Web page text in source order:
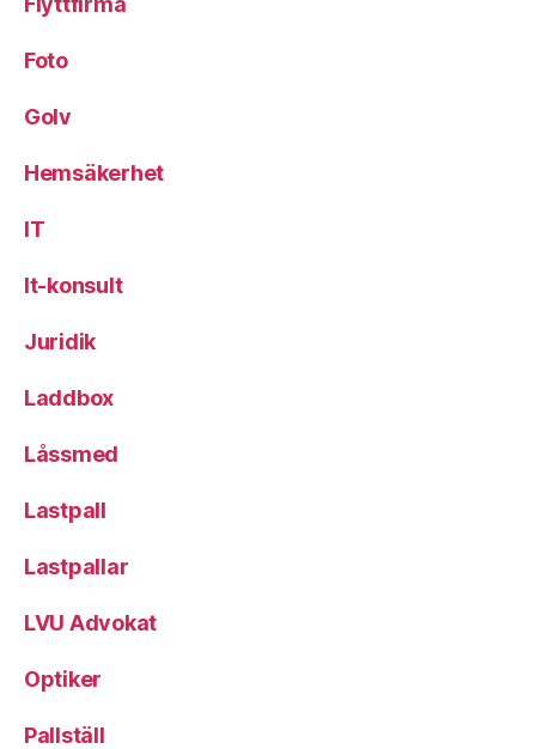
Foto
Golv
Hemsäkerhet
IT
It-konsult
Juridik
Laddbox
Låssmed
Lastpall
Lastpallar
LVU Advokat
Optiker
Pallställ